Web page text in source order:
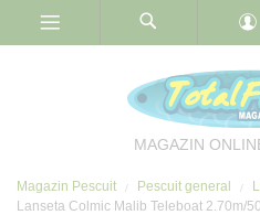
MAGAZIN
Magazin Pescuit Pescuit general
Lanseta Colmic Malib Teleboat 2.70m/